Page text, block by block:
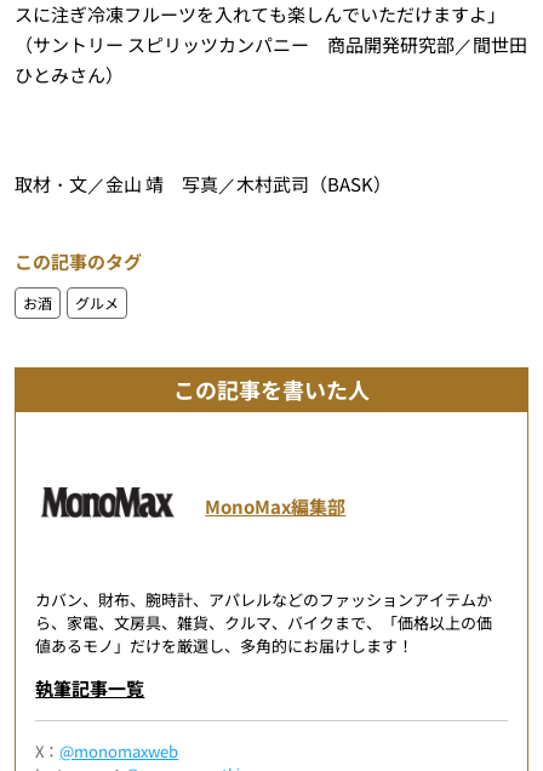
スに注ぎ冷凍フルーツを入れても楽しんでいただけますよ」
（サントリー スピリッツカンパニー 商品開発研究部／間世田
ひとみさん）
取材・文／金山 靖 写真／木村武司（BASK）
この記事のタグ
お酒 グルメ
この記事を書いた人
MonoMax編集部
カバン、財布、腕時計、アパレルなどのファッションアイテムか
ら、家電、文房具、雑貨、クルマ、バイクまで、「価格以上の価
値あるモノ」だけを厳選し、多角的にお届けします！
執筆記事一覧
X：@monomaxweb